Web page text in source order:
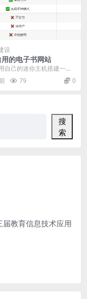
设
的电子书网站
自己的迷你主机搭建一个
馆，方便自己看小说和教
子书。 所以...
79 0
搜
索
教育信息技术应用